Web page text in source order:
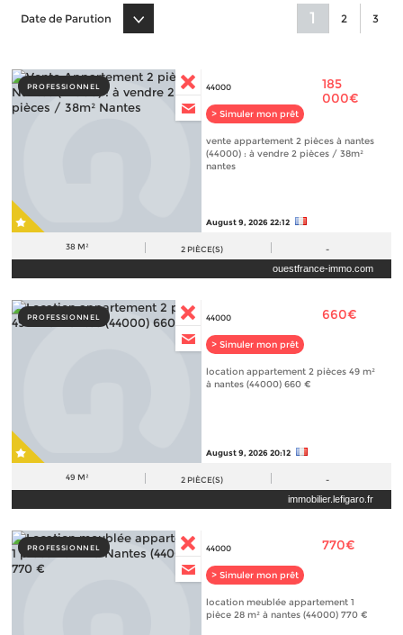
1 2 3
Date de Parution
PROFESSIONNEL 44000
> Simuler mon prêt
185
000€
vente appartement 2 pièces à nantes
(44000) : à vendre 2 pièces / 38m²
nantes
August 9, 2026 22:12
38 M² 2 PIÈCE(S) -
ouestfrance-immo.com
PROFESSIONNEL 44000
> Simuler mon prêt
660€
location appartement 2 pièces 49 m²
à nantes (44000) 660 €
August 9, 2026 20:12
49 M² 2 PIÈCE(S) -
immobilier.lefigaro.fr
PROFESSIONNEL 44000
> Simuler mon prêt
770€
location meublée appartement 1
pièce 28 m² à nantes (44000) 770 €